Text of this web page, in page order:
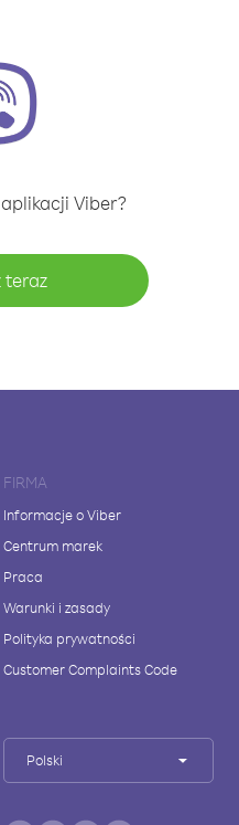
Viber?
teraz
FIRMA
Informacje o Viber
Centrum marek
Praca
Warunki i zasady
Polityka prywatności
Customer Complaints Code
Polski